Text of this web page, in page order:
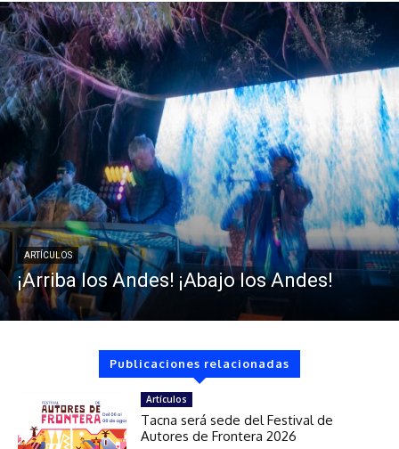
ARTÍCULOS
¡Arriba los Andes! ¡Abajo los Andes!
Publicaciones relacionadas
Artículos
Tacna será sede del Festival de
Autores de Frontera 2026